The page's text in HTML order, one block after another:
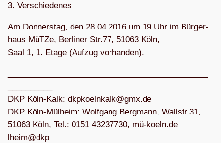
3. Ver­schie­de­nes
Am Don­ners­tag, den 28.04.2016 um 19 Uhr im Bür­ger­
haus MüTZe, Ber­li­ner Str.77, 51063 Köln,
Saal 1, 1. Etage (Auf­zug vorhanden).
DKP Köln-Kalk:
ed.xm
g@kla
knleo
kpkd
DKP Köln-Mül­heim: Wolf­gang Berg­mann, Wallstr.31,
51063 Köln, Tel.: 0151 43237730, mü
ed.nl
eok-
p
kd@mi
ehl